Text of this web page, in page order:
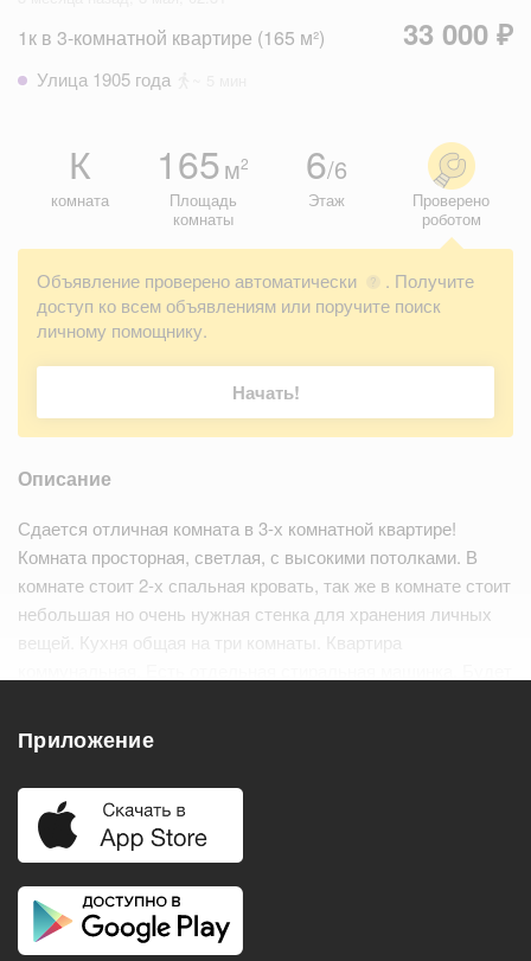
1к в 3-комнатной квартире (165 м²) 33 000 ₽
Улица 1905 года
К
комната
165м2
Площадь
комнаты
6/6
Этаж
Проверено
роботом
Объявление проверено автоматически ?
. Получите
доступ ко всем объявлениям или поручите поиск
личному помощнику.
Начать!
Описание
Сдается отличная комната в 3-х комнатной квартире!
Комната просторная, светлая, с высокими потолками. В
комнате стоит 2-х спальная кровать, так же в комнате стоит
небольшая но очень нужная стенка для хранения личных
вещей. Кухня общая на три комнаты. Квартира
Балкон
Холодильник
Телевизор
Кондиционер
Приложение